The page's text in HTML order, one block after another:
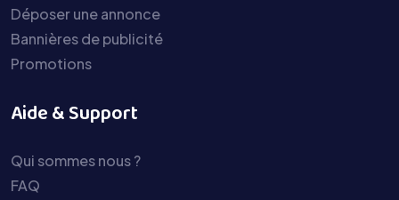
Déposer une annonce
Bannières de publicité
Promotions
Aide & Support
Qui sommes nous ?
FAQ